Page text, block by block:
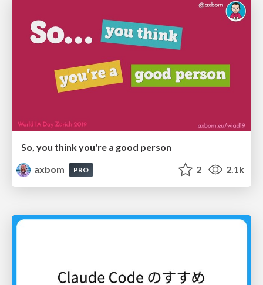
So, you think you're a good person
axbom
PRO 2 2.1k